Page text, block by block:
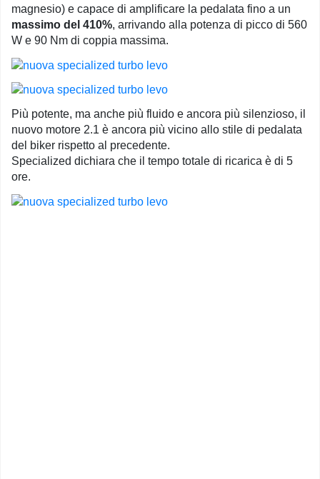
magnesio) e capace di amplificare la pedalata fino a un
massimo del 410%, arrivando alla potenza di picco di 560
W e 90 Nm di coppia massima.
Più potente, ma anche più fluido e ancora più silenzioso, il
nuovo motore 2.1 è ancora più vicino allo stile di pedalata
del biker rispetto al precedente.
Specialized dichiara che il tempo totale di ricarica è di 5
ore.